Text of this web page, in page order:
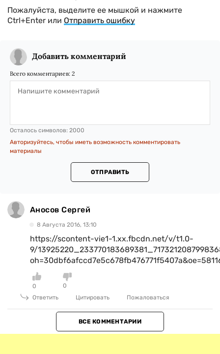
Пожалуйста, выделите ее мышкой и нажмите
Ctrl+Enter или Отправить ошибку
Добавить комментарий
Всего комментариев: 2
Осталось символов: 2000
Авторизуйтесь, чтобы иметь возможность комментировать
материалы
ОТПРАВИТЬ
Аносов Сергей
8 Августа 2016, 13:10
https://scontent-vie1-1.xx.fbcdn.net/v/t1.0-
9/
0
0
Ответить
Цитировать Пожаловаться
ВСЕ КОММЕНТАРИИ